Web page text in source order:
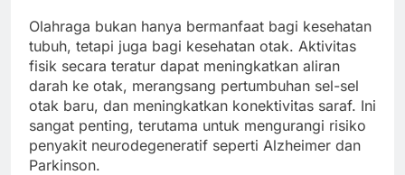
Olahraga bukan hanya bermanfaat bagi kesehatan
tubuh, tetapi juga bagi kesehatan otak. Aktivitas
fisik secara teratur dapat meningkatkan aliran
darah ke otak, merangsang pertumbuhan sel-sel
otak baru, dan meningkatkan konektivitas saraf. Ini
sangat penting, terutama untuk mengurangi risiko
penyakit neurodegeneratif seperti Alzheimer dan
Parkinson.